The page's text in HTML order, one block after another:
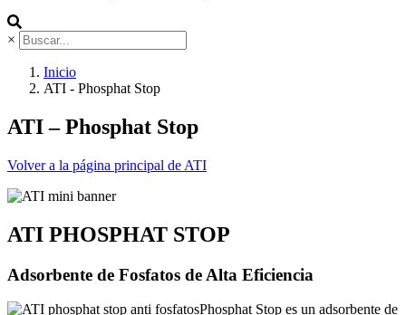
×
Inicio
ATI - Phosphat Stop
ATI – Phosphat Stop
Volver a la página principal de ATI
ATI PHOSPHAT STOP
Adsorbente de Fosfatos de Alta Eficiencia
Phosphat Stop es un adsorbente de